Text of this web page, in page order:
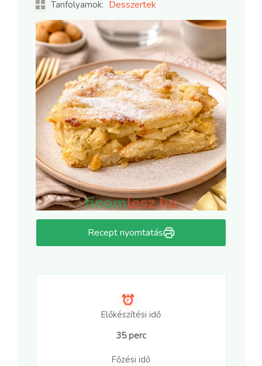
Tanfolyamok: Desszertek
Recept nyomtatás
Előkészítési idő
35 perc
Főzési idő